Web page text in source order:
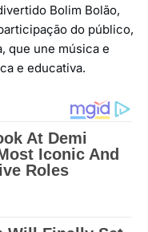
Bolim Bolão,
do público,
que une música e
e educativa.